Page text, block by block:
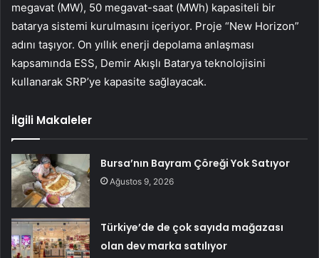
megavat (MW), 50 megavat-saat (MWh) kapasiteli bir
batarya sistemi kurulmasını içeriyor. Proje “New Horizon”
adını taşıyor. On yıllık enerji depolama anlaşması
kapsamında ESS, Demir Akışlı Batarya teknolojisini
kullanarak SRP’ye kapasite sağlayacak.
İlgili Makaleler
Bursa’nın Bayram Çöreği Yok Satıyor
Ağustos 9, 2026
Türkiye’de de çok sayıda mağazası
olan dev marka satılıyor